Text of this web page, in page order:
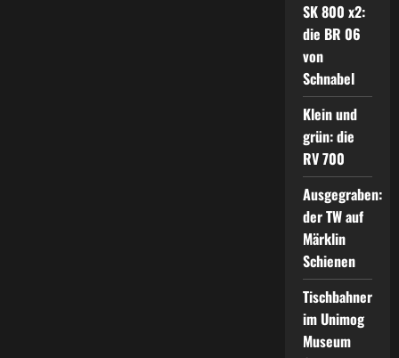
SK 800 x2:
die BR 06
von
Schnabel
Klein und
grün: die
RV 700
Ausgegraben:
der TW auf
Märklin
Schienen
Tischbahner
im Unimog
Museum